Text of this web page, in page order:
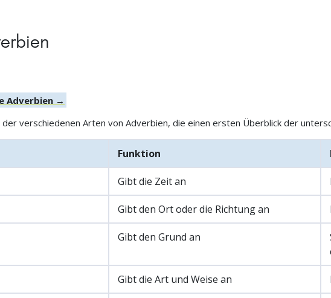
Adverbien →
verschiedenen Arten von Adverbien, die einen ersten Überblick der
Funktion
Gibt die Zeit an
Gibt den Ort oder die Richtung an
Gibt den Grund an
Gibt die Art und Weise an